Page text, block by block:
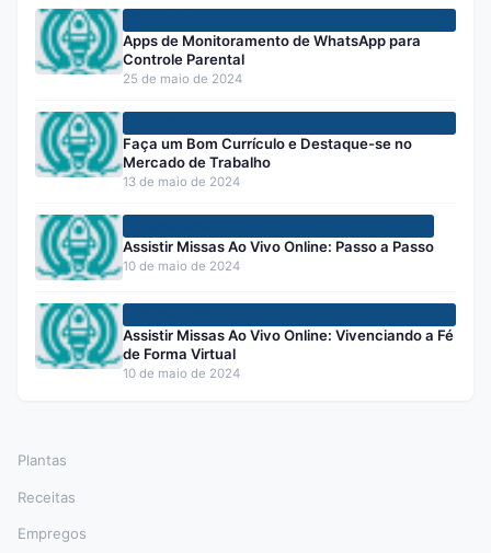
Apps de Monitoramento de WhatsApp para
Controle Parental
25 de maio de 2024
Faça um Bom Currículo e Destaque-se no
Mercado de Trabalho
13 de maio de 2024
Assistir Missas Ao Vivo Online: Passo a Passo
10 de maio de 2024
Assistir Missas Ao Vivo Online: Vivenciando a Fé
de Forma Virtual
10 de maio de 2024
Plantas
Receitas
Empregos